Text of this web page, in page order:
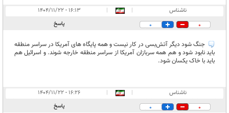
ناشناس |
|
۱۶:۱۳ - ۱۴۰۴/۱۱/۲۲
0
0 پاسخ
جنگ شود دیگر آتش‌بسی در کار نیست و همه پایگاه های آمریکا در سراسر منطقه
باید نابود شود و هم همه سربازان آمریکا از سراسر منطقه خارجه شوند. و اسرائیل هم
باید با خاک یکسان شود.
ناشناس |
|
۱۶:۲۶ - ۱۴۰۴/۱۱/۲۲
0
0 پاسخ